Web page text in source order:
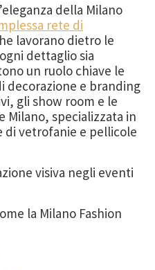
della Milano
rete di
lavorano dietro le
dettaglio sia
un ruolo chiave le
decorazione e branding
gli show room e le
Milano, specializzata in
di vetrofanie e pellicole
visiva negli eventi
la Milano Fashion